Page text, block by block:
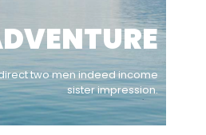
two men indeed income
sister impression.